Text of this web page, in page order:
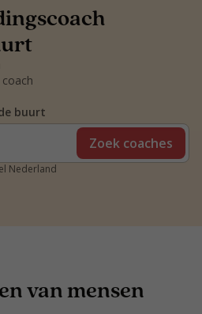
buurt
Zoek coaches
Nederland
van mensen